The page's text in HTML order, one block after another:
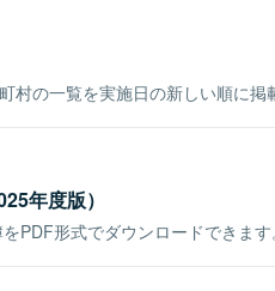
村の一覧を実施日の新しい順に掲
年度版）
PDF形式でダウンロードできます